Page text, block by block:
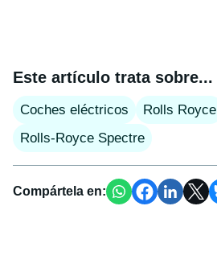
Este artículo trata sobre...
Coches eléctricos
Rolls Royce
Rolls-Royce Spectre
Compártela en: